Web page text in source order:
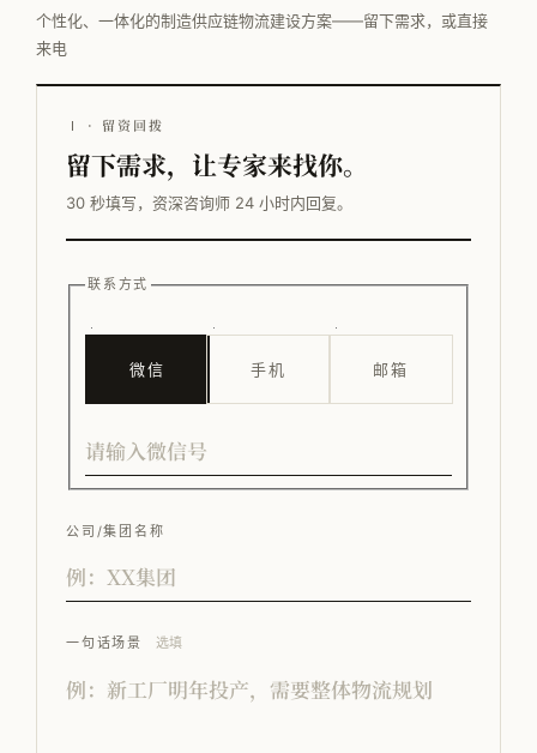
个性化、一体化的制造供应链物流建设方案——留下需求，或直接
来电
Ⅰ · 留资回拨
留下需求，让专家来找你。
30 秒填写，资深咨询师 24 小时内回复。
联系方式
微信 手机 邮箱
公司/集团名称
一句话场景 选填